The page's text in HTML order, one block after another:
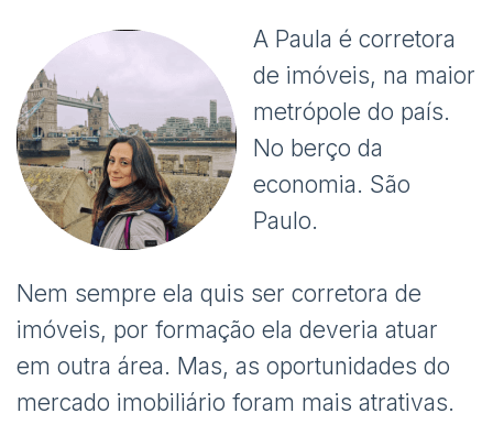
A Paula é corretora
de imóveis, na maior
metrópole do país.
No berço da
economia. São
Paulo.
Nem sempre ela quis ser corretora de
imóveis, por formação ela deveria atuar
em outra área. Mas, as oportunidades do
mercado imobiliário foram mais atrativas.